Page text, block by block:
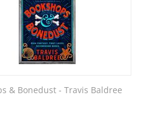
& Bonedust - Travis Baldree